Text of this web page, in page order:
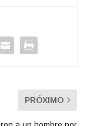
PRÓXIMO